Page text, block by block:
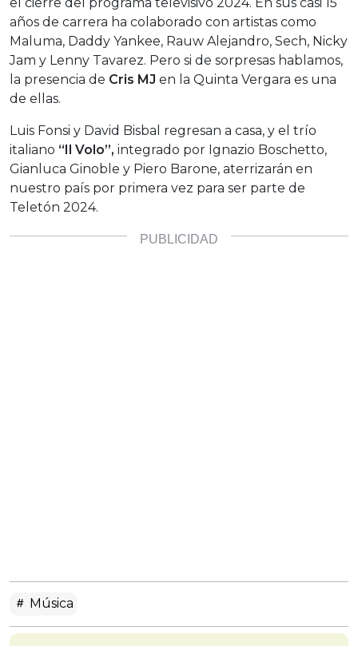
años de carrera ha colaborado con artistas como
Maluma, Daddy Yankee, Rauw Alejandro, Sech, Nicky
Jam y Lenny Tavarez. Pero si de sorpresas hablamos,
la presencia de Cris MJ en la Quinta Vergara es una
de ellas.
Luis Fonsi y David Bisbal regresan a casa, y el trío
italiano “Il Volo”, integrado por Ignazio Boschetto,
Gianluca Ginoble y Piero Barone, aterrizarán en
nuestro país por primera vez para ser parte de
Teletón 2024.
Música